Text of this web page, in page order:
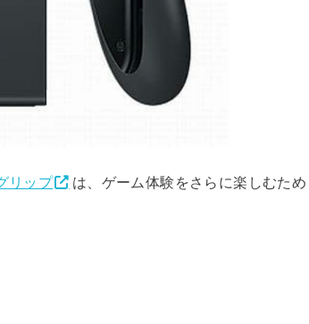
リップ
は、ゲーム体験をさらに楽しむため